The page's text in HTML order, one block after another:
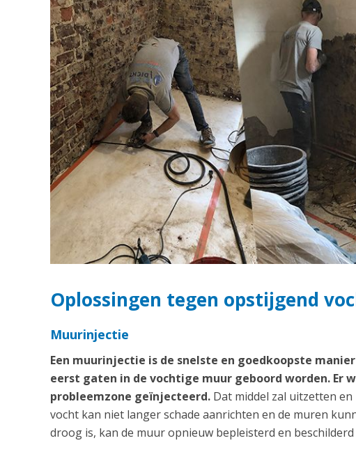
Oplossingen tegen opstijgend
Muurinjectie
Een muurinjectie is de snelste en goedkoopste
eerst gaten in de vochtige muur geboord worden. Er
probleemzone geïnjecteerd. Dat middel zal uitzetten
vocht kan niet langer schade aanrichten en de muren
droog is, kan de muur opnieuw bepleisterd en